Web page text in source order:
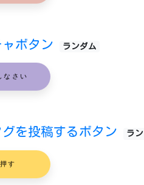
ボタン ランダム
なさい
を投稿するボタン ラ
押す